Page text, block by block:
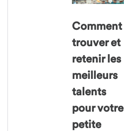
Comment
trouver et
retenir les
meilleurs
talents
pour votre
petite